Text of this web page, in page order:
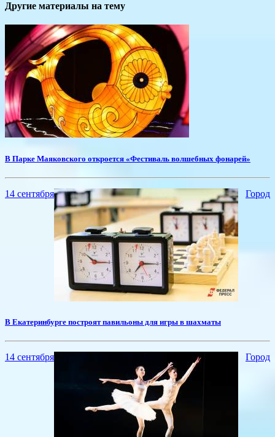
Другие материалы на тему
В Парке Маяковского откроется «Фестиваль волшебных фонарей»
14 сентября Город
В Екатеринбурге построят павильоны для игры в шахматы
14 сентября Город